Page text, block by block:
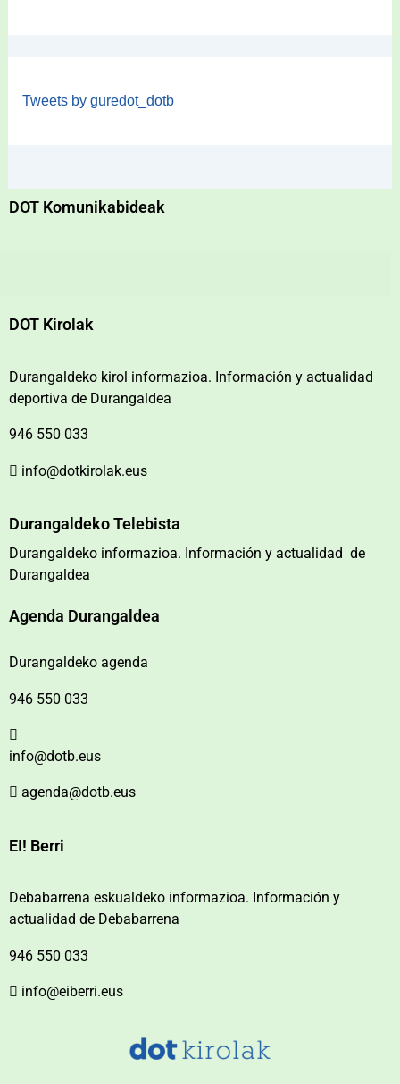
Tweets by guredot_dotb
DOT Komunikabideak
DOT Kirolak
Durangaldeko kirol informazioa. Información y actualidad
deportiva de Durangaldea
946 550 033
info@dotkirolak.eus
Durangaldeko Telebista
Durangaldeko informazioa. Información y actualidad de
Durangaldea
Agenda Durangaldea
Durangaldeko agenda
946 550 033
info@dotb.eus
agenda@dotb.eus
EI! Berri
Debabarrena eskualdeko informazioa. Información y
actualidad de Debabarrena
946 550 033
info@eiberri.eus